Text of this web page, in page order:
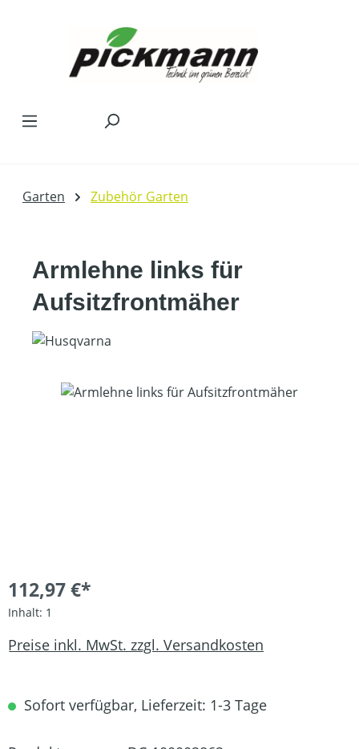
Garten Zubehör Garten
Armlehne links für
Aufsitzfrontmäher
Bildergalerie überspringen
112,97 €*
Inhalt: 1
Preise inkl. MwSt. zzgl. Versandkosten
Sofort verfügbar, Lieferzeit: 1-3 Tage